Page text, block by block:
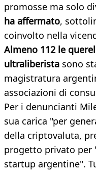
promosse ma solo
ha affermato,
coinvolto nella
Almeno 112 le
ultraliberista sono
magistratura
associazioni di
Per i denuncianti
sua carica "per
della criptovaluta,
progetto privato per
startup argentine".